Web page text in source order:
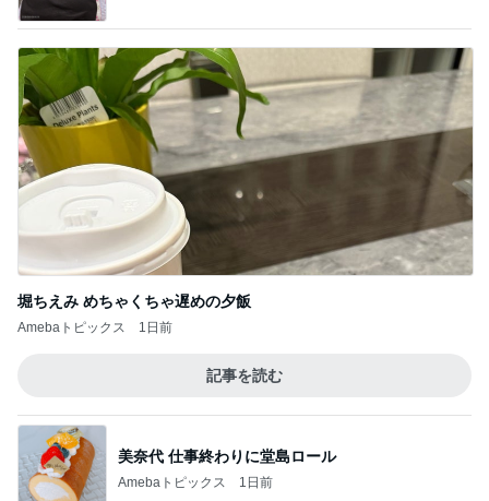
堀ちえみ めちゃくちゃ遅めの夕飯
Amebaトピックス 1日前
記事を読む
美奈代 仕事終わりに堂島ロール
Amebaトピックス 1日前